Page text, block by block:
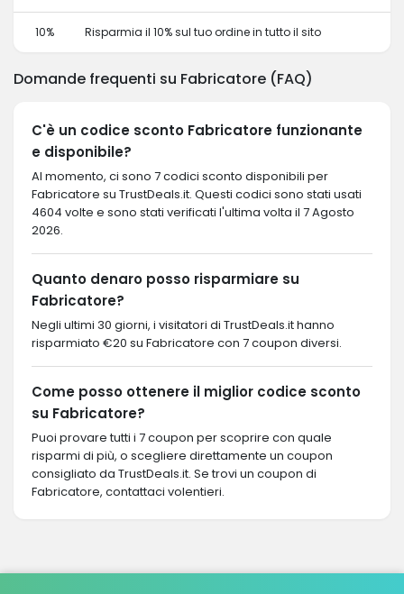
10% Risparmia il 10% sul tuo ordine in tutto il sito
Domande frequenti su Fabricatore (FAQ)
C'è un codice sconto Fabricatore funzionante
e disponibile?
Al momento, ci sono 7 codici sconto disponibili per
Fabricatore su TrustDeals.it. Questi codici sono stati usati
4604 volte e sono stati verificati l'ultima volta il 7 Agosto
2026.
Quanto denaro posso risparmiare su
Fabricatore?
Negli ultimi 30 giorni, i visitatori di TrustDeals.it hanno
risparmiato €20 su Fabricatore con 7 coupon diversi.
Come posso ottenere il miglior codice sconto
su Fabricatore?
Puoi provare tutti i 7 coupon per scoprire con quale
risparmi di più, o scegliere direttamente un coupon
consigliato da TrustDeals.it. Se trovi un coupon di
Fabricatore, contattaci volentieri.